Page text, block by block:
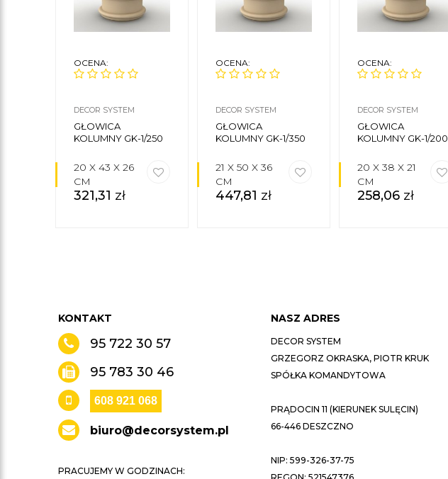
OCENA:
DECOR SYSTEM
GŁOWICA
KOLUMNY GK-1/250
20 X 43 X 26
CM
321,31 zł
OCENA:
DECOR SYSTEM
GŁOWICA
KOLUMNY GK-1/350
21 X 50 X 36
CM
447,81 zł
OCENA:
DECOR SYSTEM
GŁOWICA
KOLUMNY GK-1/200
20 X 38 X 21
CM
258,06 zł
KONTAKT
95 722 30 57
95 783 30 46
608 921 068
biuro@decorsystem.pl
PRACUJEMY W GODZINACH:
NASZ ADRES
DECOR SYSTEM
GRZEGORZ OKRASKA, PIOTR KRUK
SPÓŁKA KOMANDYTOWA
PRĄDOCIN 11 (KIERUNEK SULĘCIN)
66-446 DESZCZNO
NIP: 599-326-37-75